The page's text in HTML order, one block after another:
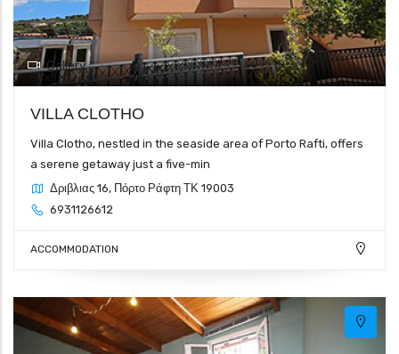
Gallery
VILLA CLOTHO
Villa Clotho, nestled in the seaside area of Porto Rafti, offers
a serene getaway just a five-min
Δριβλιας 16, Πόρτο Ράφτη ΤΚ 19003
6931126612
ACCOMMODATION